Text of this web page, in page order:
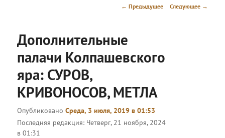
Навигация
← Предыдущее Следующее →
Дополнительные
палачи Колпашевского
яра: СУРОВ,
КРИВОНОСОВ, МЕТЛА
ОпубликованоСреда, 3 июля, 2019 в 01:53
Последняя редакция: Четверг, 21 ноября, 2024
в 01:31